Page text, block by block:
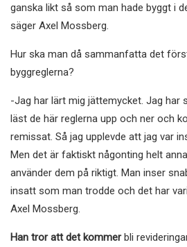
ganska likt så som man hade byggt i
säger Axel Mossberg.
Hur ska man då sammanfatta det
byggreglerna?
-Jag har lärt mig jättemycket. Jag har
läst de här reglerna upp och ner och
remissat. Så jag upplevde att jag var
Men det är faktiskt någonting helt
använder dem på riktigt. Man inser
insatt som man trodde och det har
Axel Mossberg.
Han tror att det kommerbli